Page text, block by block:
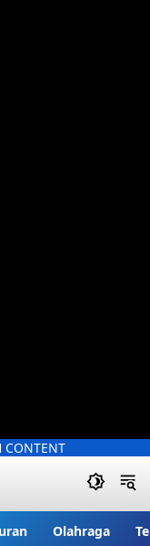
CONTENT
Olahraga